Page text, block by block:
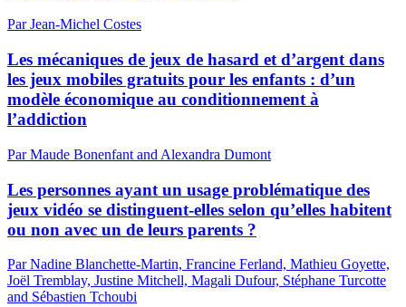
Par Jean-Michel Costes
Les mécaniques de jeux de hasard et d’argent dans
les jeux mobiles gratuits pour les enfants : d’un
modèle économique au conditionnement à
l’addiction
Par Maude Bonenfant and Alexandra Dumont
Les personnes ayant un usage problématique des
jeux vidéo se distinguent-elles selon qu’elles habitent
ou non avec un de leurs parents ?
Par Nadine Blanchette-Martin, Francine Ferland, Mathieu Goyette,
Joël Tremblay, Justine Mitchell, Magali Dufour, Stéphane Turcotte
and Sébastien Tchoubi